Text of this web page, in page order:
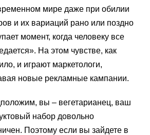
мире даже при обилии
и их вариаций рано или поздно
момент, когда человеку все
На этом чувстве, как
и играют маркетологи,
новые рекламные кампании.
вы – вегетарианец, ваш
набор довольно
Поэтому если вы зайдете в